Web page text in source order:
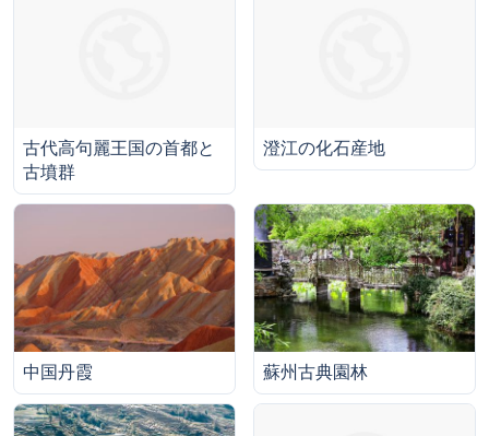
古代高句麗王国の首都と
古墳群
澄江の化石産地
中国丹霞 蘇州古典園林